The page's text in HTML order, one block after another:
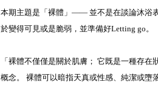
本期主題是「裸體」—— 並不是在談論沐浴
於變得可見或是脆弱，並準備好Letting go。
「裸體不僅僅是關於肌膚； 它既是一種存
概念。 裸體可以暗指天真或性感、純潔或墮